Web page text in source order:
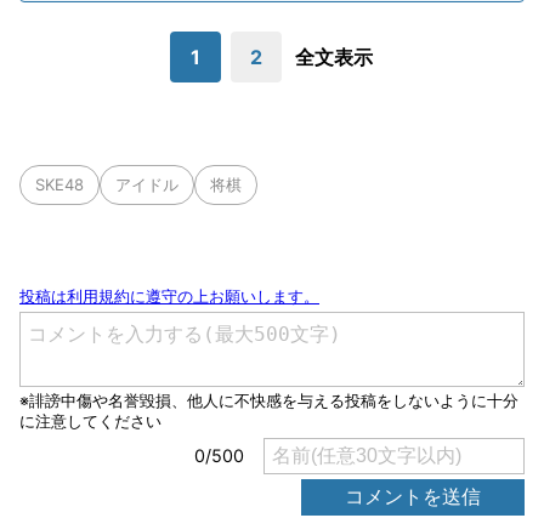
1 2 全文表示
SKE48 アイドル 将棋